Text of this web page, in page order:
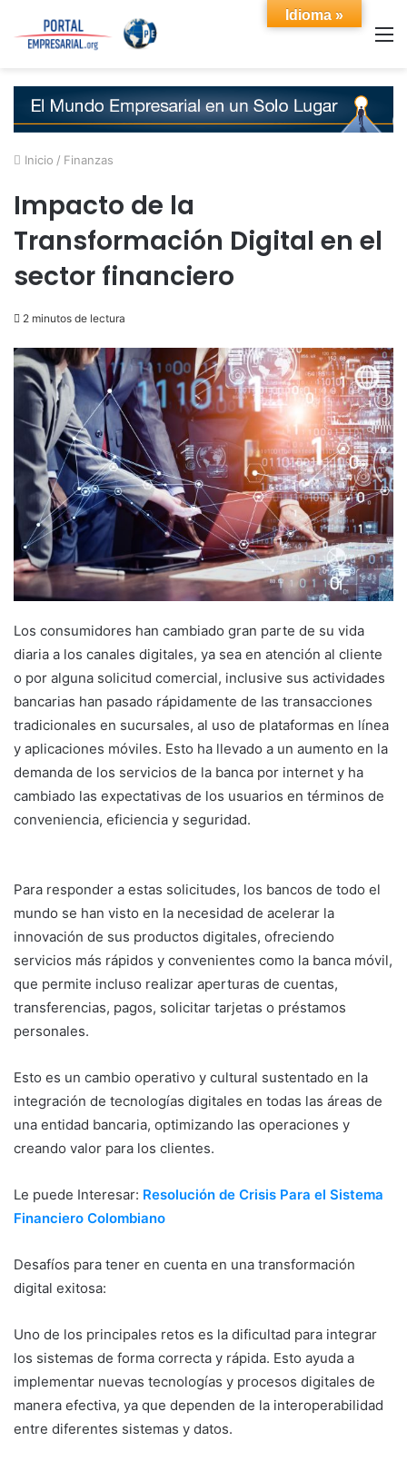
Inicio / Finanzas
Impacto de la
Transformación Digital en el
sector financiero
2 minutos de lectura
Los consumidores han cambiado gran parte de su vida
diaria a los canales digitales, ya sea en atención al cliente
o por alguna solicitud comercial, inclusive sus actividades
bancarias han pasado rápidamente de las transacciones
tradicionales en sucursales, al uso de plataformas en línea
y aplicaciones móviles. Esto ha llevado a un aumento en la
demanda de los servicios de la banca por internet y ha
cambiado las expectativas de los usuarios en términos de
conveniencia, eficiencia y seguridad.
Para responder a estas solicitudes, los bancos de todo el
mundo se han visto en la necesidad de acelerar la
innovación de sus productos digitales, ofreciendo
servicios más rápidos y convenientes como la banca móvil,
que permite incluso realizar aperturas de cuentas,
transferencias, pagos, solicitar tarjetas o préstamos
personales.
Esto es un cambio operativo y cultural sustentado en la
integración de tecnologías digitales en todas las áreas de
una entidad bancaria, optimizando las operaciones y
creando valor para los clientes.
Le puede Interesar: Resolución de Crisis Para el Sistema
Financiero Colombiano
Desafíos para tener en cuenta en una transformación
digital exitosa:
Uno de los principales retos es la dificultad para integrar
los sistemas de forma correcta y rápida. Esto ayuda a
implementar nuevas tecnologías y procesos digitales de
manera efectiva, ya que dependen de la interoperabilidad
entre diferentes sistemas y datos.
Idioma »